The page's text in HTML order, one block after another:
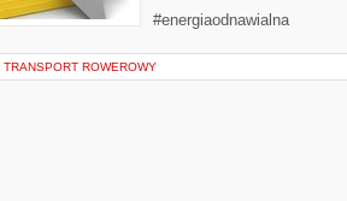
#energiaodnawialna
TRANSPORT ROWEROWY